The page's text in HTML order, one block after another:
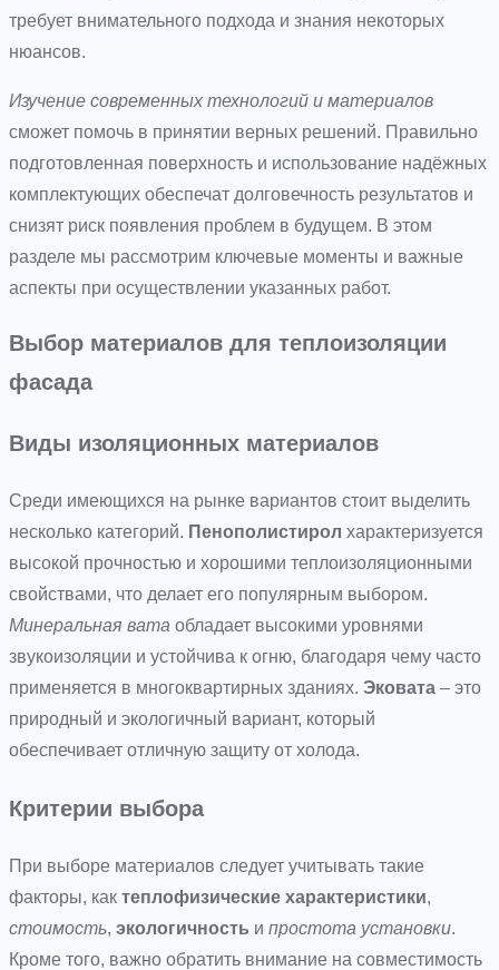
требует внимательного подхода и знания некоторых
нюансов.
Изучение современных технологий и материалов
сможет помочь в принятии верных решений. Правильно
подготовленная поверхность и использование надёжных
комплектующих обеспечат долговечность результатов и
снизят риск появления проблем в будущем. В этом
разделе мы рассмотрим ключевые моменты и важные
аспекты при осуществлении указанных работ.
Выбор материалов для теплоизоляции
фасада
Виды изоляционных материалов
Среди имеющихся на рынке вариантов стоит выделить
несколько категорий. Пенополистирол характеризуется
высокой прочностью и хорошими теплоизоляционными
свойствами, что делает его популярным выбором.
Минеральная вата обладает высокими уровнями
звукоизоляции и устойчива к огню, благодаря чему часто
применяется в многоквартирных зданиях. Эковата – это
природный и экологичный вариант, который
обеспечивает отличную защиту от холода.
Критерии выбора
При выборе материалов следует учитывать такие
факторы, как теплофизические характеристики,
стоимость, экологичность и простота установки.
Кроме того, важно обратить внимание на совместимость